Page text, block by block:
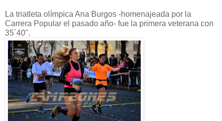
La triatleta olímpica Ana Burgos -homenajeada por la
Carrera Popular el pasado año- fue la primera veterana con
35´40".